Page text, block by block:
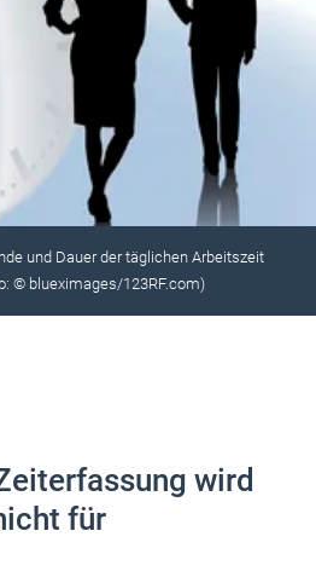
und Dauer der täglichen Arbeitszeit
© blueximages/123RF.com)
wird
für